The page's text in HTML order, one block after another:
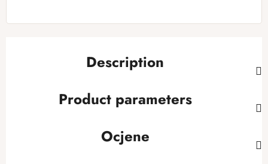
Description
Product parameters
Ocjene